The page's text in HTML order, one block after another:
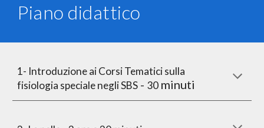
Piano didattico
1- Introduzione ai Corsi Tematici sulla
fisiologia speciale negli SBS - 30 minuti